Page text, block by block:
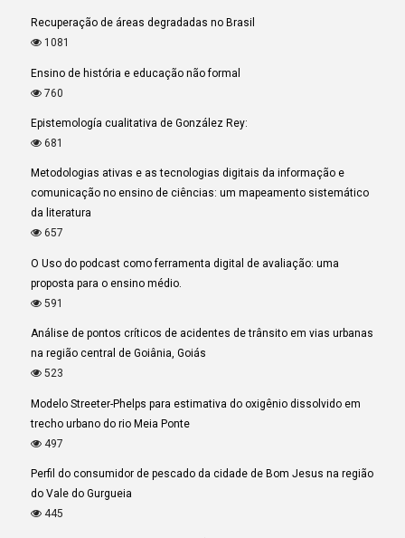
Recuperação de áreas degradadas no Brasil
1081
Ensino de história e educação não formal
760
Epistemología cualitativa de González Rey:
681
Metodologias ativas e as tecnologias digitais da informação e
comunicação no ensino de ciências: um mapeamento sistemático
da literatura
657
O Uso do podcast como ferramenta digital de avaliação: uma
proposta para o ensino médio.
591
Análise de pontos críticos de acidentes de trânsito em vias urbanas
na região central de Goiânia, Goiás
523
Modelo Streeter-Phelps para estimativa do oxigênio dissolvido em
trecho urbano do rio Meia Ponte
497
Perfil do consumidor de pescado da cidade de Bom Jesus na região
do Vale do Gurgueia
445